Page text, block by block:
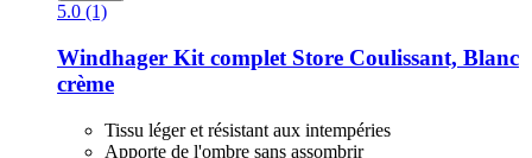
5.0 (1)
Windhager Kit complet Store Coulissant, Blanc
crème
Tissu léger et résistant aux intempéries
Apporte de l'ombre sans assombrir